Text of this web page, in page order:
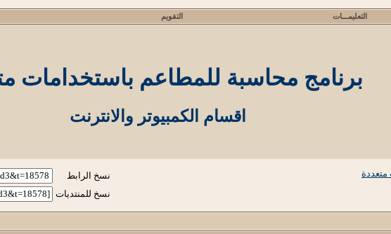
التعليمـــات التقويم
برنامج محاسبة للمطاعم باستخدامات
اقسام الكمبيوتر والانترنت
نسخ الرابط
نسخ للمنتديات